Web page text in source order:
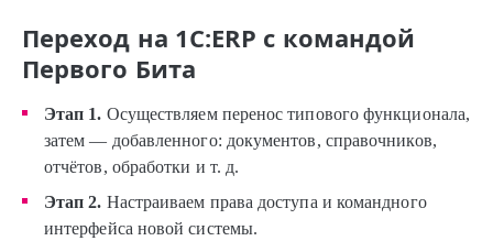
Переход на 1С:ERP с командой
Первого Бита
Этап 1. Осуществляем перенос типового функционала,
затем — добавленного: документов, справочников,
отчётов, обработки и т. д.
Этап 2. Настраиваем права доступа и командного
интерфейса новой системы.